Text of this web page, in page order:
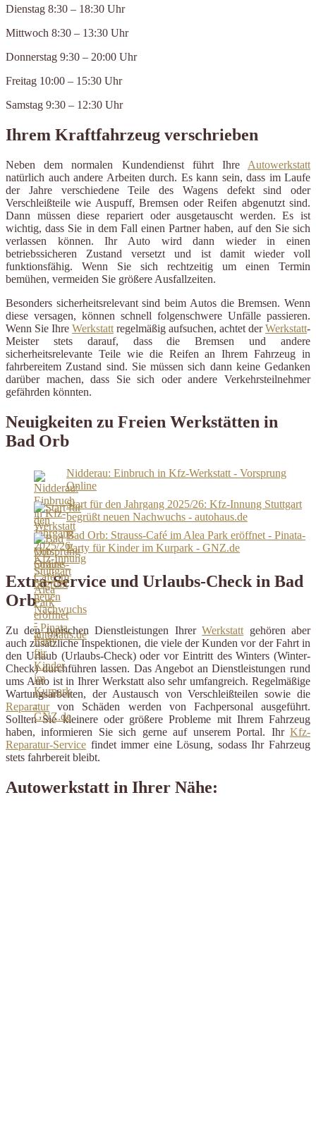
Dienstag 8:30 – 18:30 Uhr
Mittwoch 8:30 – 13:30 Uhr
Donnerstag 9:30 – 20:00 Uhr
Freitag 10:00 – 15:30 Uhr
Samstag 9:30 – 12:30 Uhr
Ihrem Kraftfahrzeug verschrieben
Neben dem normalen Kundendienst führt Ihre Autowerkstatt
natürlich auch andere Arbeiten durch. Es kann sein, dass im Laufe
der Jahre verschiedene Teile des Wagens defekt sind oder
Verschleißteile wie Auspuff, Bremsen oder Reifen abgenutzt sind.
Dann müssen diese repariert oder ausgetauscht werden. Es ist
wichtig, dass Sie in dem Fall einen Partner haben, auf den Sie sich
verlassen können. Ihr Auto wird dann wieder in einen
betriebssicheren Zustand versetzt und ist damit wieder voll
funktionsfähig. Wenn Sie sich rechtzeitig um einen Termin
bemühen, vermeiden Sie größere Ausfallzeiten.
Besonders sicherheitsrelevant sind beim Autos die Bremsen. Wenn
diese versagen, können schnell folgenschwere Unfälle passieren.
Wenn Sie Ihre Werkstatt regelmäßig aufsuchen, achtet derWerkstatt-
Meister stets darauf, dass die Bremsen und andere
sicherheitsrelevante Teile wie die Reifen an Ihrem Fahrzeug in
fahrbereitem Zustand sind. Sie müssen sich dann keine Gedanken
darüber machen, dass Sie sich oder andere Verkehrsteilnehmer
gefährden könnten.
Neuigkeiten zu Freien Werkstätten in
Bad Orb
Nidderau: Einbruch in Kfz-Werkstatt - Vorsprung
Online
Start für den Jahrgang 2025/26: Kfz-Innung Stuttgart
begrüßt neuen Nachwuchs - autohaus.de
Bad Orb: Strauss-Café im Alea Park eröffnet - Pinata-
Party für Kinder im Kurpark - GNZ.de
Extra-Service und Urlaubs-Check in Bad
Orb
Zu den typischen Dienstleistungen IhrerWerkstatt gehören aber
auch zusätzliche Inspektionen, die viele der Kunden vor der Fahrt in
den Urlaub (Urlaubs-Check) oder vor Eintritt des Winters (Winter-
Check) durchführen lassen. Das Angebot an Dienstleistungen rund
ums Auto ist in Ihrer Werkstatt also sehr umfangreich. Regelmäßige
Wartungsarbeiten, der Austausch von Verschleißteilen sowie die
Reparaturvon Schäden werden von Fachpersonal ausgeführt.
Sollten Sie kleinere oder größere Probleme mit Ihrem Fahrzeug
haben, informieren Sie sich gerne auf unserem Portal. Ihr Kfz-
Reparatur-Service findet immer eine Lösung, sodass Ihr Fahrzeug
stets fahrbereit bleibt.
Autowerkstatt in Ihrer Nähe: